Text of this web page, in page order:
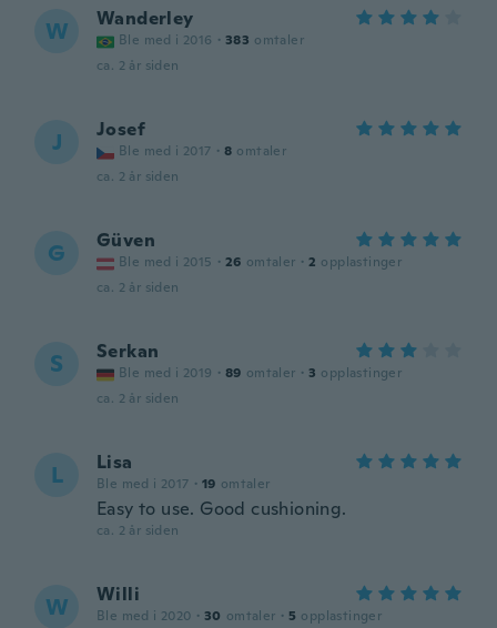
W Wanderley
Ble med i 2016 · 383 omtaler
ca. 2 år siden
J Josef
Ble med i 2017 · 8 omtaler
ca. 2 år siden
G Güven
Ble med i 2015 · 26 omtaler · 2 opplastinger
ca. 2 år siden
S Serkan
Ble med i 2019 · 89 omtaler · 3 opplastinger
ca. 2 år siden
L Lisa
Ble med i 2017 · 19 omtaler
Easy to use. Good cushioning.
ca. 2 år siden
W Willi
Ble med i 2020 · 30 omtaler · 5 opplastinger